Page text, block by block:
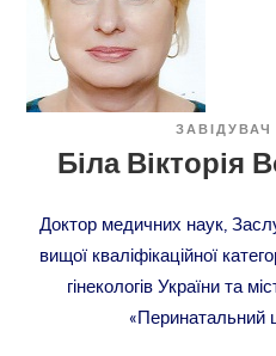
Біла Вікторія
Доктор медичних наук,
вищої кваліфікаційної
гінекологів України та
«Перинатальний